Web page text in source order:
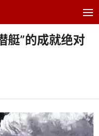
艇”的成就绝对